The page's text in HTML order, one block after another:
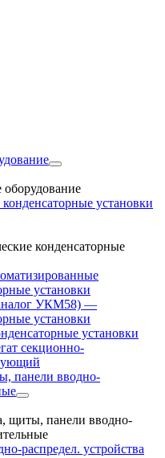
установки
конденсаторные
установки
УКМ58) —
установки
установки
секционно-
панели вводно-
щиты, панели вводно-
распредел. устройства